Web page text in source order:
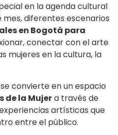
en la agenda cultural
diferentes escenarios
en Bogotá para
conectar con el arte
mujeres en la cultura, la
convierte en un espacio
de la Mujera través de
artísticas que
entre el público.